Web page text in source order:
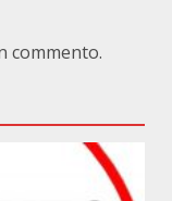
commento.